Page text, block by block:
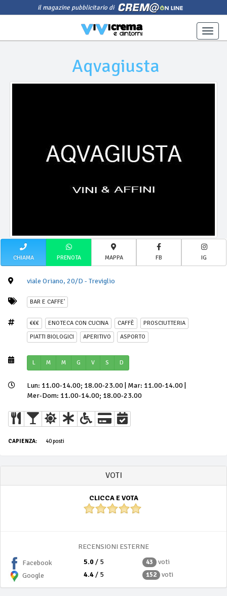
il magazine pubblicitario di
Toggle
Aqvagiusta
CHIAMA PRENOTA MAPPA FB IG
viale Oriano, 20/D - Treviglio
BAR E CAFFE'
€€€ ENOTECA CON CUCINA CAFFÈ
PROSCIUTTERIA
PIATTI BIOLOGICI
APERITIVO ASPORTO
L M M G V S D
Lun: 11.00-14.00; 18.00-23.00 | Mar: 11.00-14.00 |
Mer-Dom: 11.00-14.00; 18.00-23.00
CAPIENZA: 40 posti
VOTI
CLICCA E VOTA
RECENSIONI ESTERNE
Facebook
5.0/ 5 43
voti
Google
4.4/ 5 152 voti